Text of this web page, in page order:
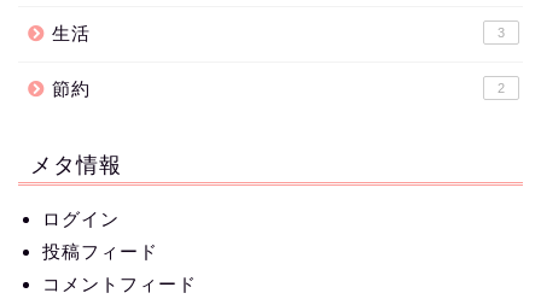
生活 3
節約 2
メタ情報
ログイン
投稿フィード
コメントフィード